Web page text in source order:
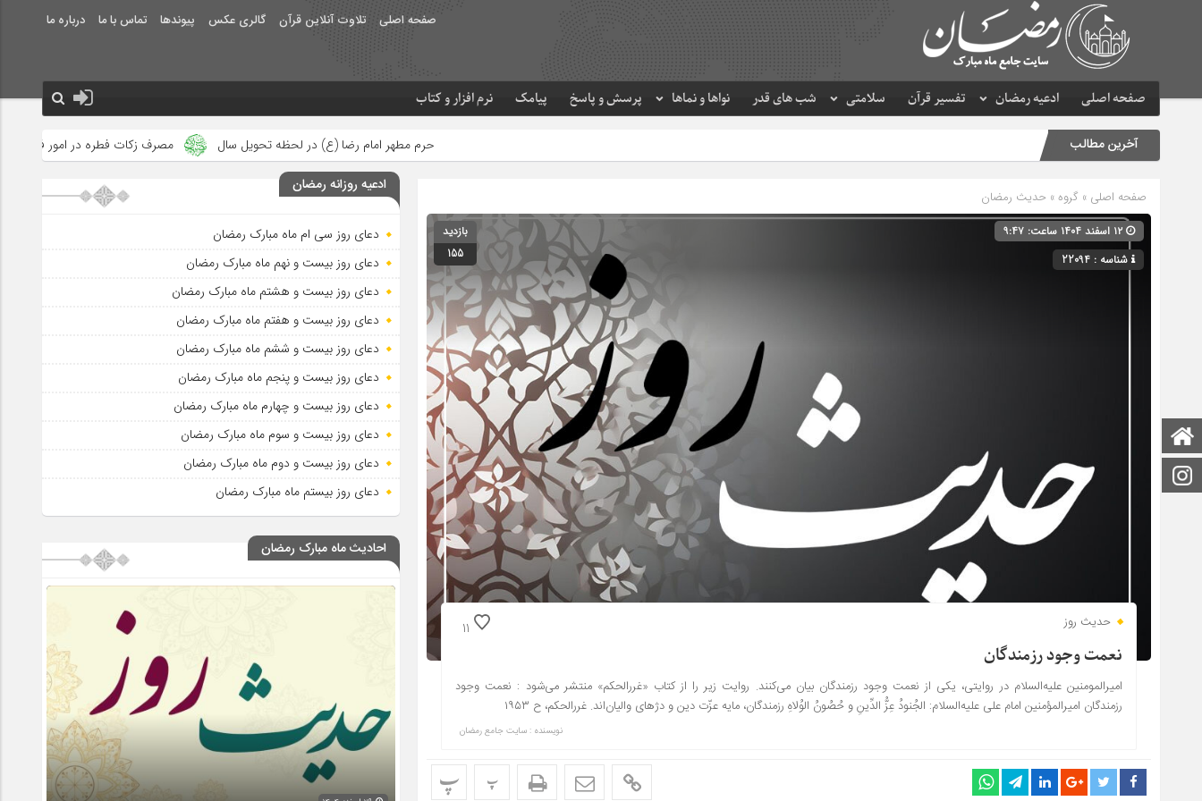
صفحه اصلی تلاوت آنلاین قرآن گالری عکس پیوندها تماس با ما درباره ما
صفحه اصلی ادعیه رمضان تفسیر قرآن سلامتی شب های قدر نواها و نماها پرسش و پاسخ پیامک نرم افزار و کتاب
آخرین مطالب حرم مطهر امام رضا (ع) در لحظه تحویل سال مصرف زکات فطره در امور فرهنگی جلوه‌های
صفحه اصلی » گروه » حدیث رمضان
شناسه : 22094
بازدید
155
11 حدیث روز
نعمت وجود رزمندگان
امیرالمومنین علیه‌السلام در روایتی، یکی از نعمت وجود رزمندگان بیان می‌کنند. روایت زیر را از کتاب «غررالحکم» منتشر می‌شود : نعمت وجود
رزمندگان امیرالمؤمنین امام علی علیه‌السلام: الجُنودُ عِزُّ الدِّینِ و حُصُونُ الوُلاهِ رزمندگان، مایه عزّت دین و دژهای والیان‌اند. غررالحکم، ح ۱۹۵۳
نویسنده : سایت جامع رمضان
پ پ
ادعیه روزانه رمضان
دعای روز سی ام ماه مبارک رمضان
دعای روز بیست و نهم ماه مبارک رمضان
دعای روز بیست و هشتم ماه مبارک رمضان
دعای روز بیست و هفتم ماه مبارک رمضان
دعای روز بیست و ششم ماه مبارک رمضان
دعای روز بیست و پنجم ماه مبارک رمضان
دعای روز بیست و چهارم ماه مبارک رمضان
دعای روز بیست و سوم ماه مبارک رمضان
دعای روز بیست و دوم ماه مبارک رمضان
دعای روز بیستم ماه مبارک رمضان
احادیث ماه مبارک رمضان